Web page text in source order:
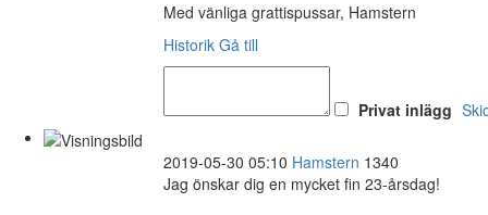
Med vänliga grattispussar, Hamstern
Historik Gå till
Privat inlägg
2019-05-30 05:10 Hamstern 1340
Jag önskar dig en mycket fin 23-årsdag!